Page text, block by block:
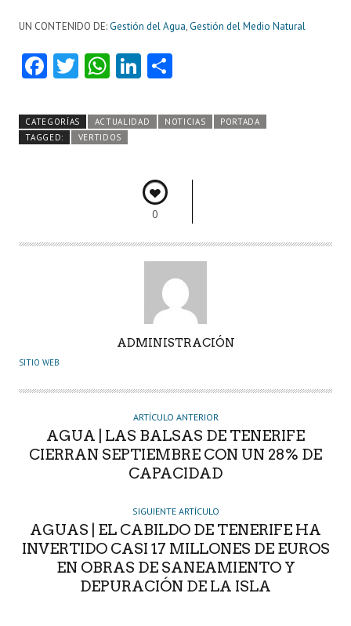
UN CONTENIDO DE:Gestión del Agua,Gestión del Medio Natural
Fa
b
o
T
itt
er
W
ts
A
Li
e m
CATEGORÍAS ACTUALIDAD NOTICIAS
PORTADA
TAGGED:
VERTIDOS
0
U
O
ADMINISTRACIÓN
SITIO WEB
ARTÍCULO ANTERIOR
AGUA | LAS BALSAS DE TENERIFE
CIERRAN SEPTIEMBRE CON UN 28% DE
CAPACIDAD
SIGUIENTE ARTÍCULO
AGUAS | EL CABILDO DE TENERIFE HA
INVERTIDO CASI 17 MILLONES DE EUROS
EN OBRAS DE SANEAMIENTO Y
DEPURACIÓN DE LA ISLA